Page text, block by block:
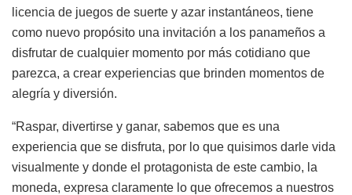
licencia de juegos de suerte y azar instantáneos, tiene
como nuevo propósito una invitación a los panameños a
disfrutar de cualquier momento por más cotidiano que
parezca, a crear experiencias que brinden momentos de
alegría y diversión.
“Raspar, divertirse y ganar, sabemos que es una
experiencia que se disfruta, por lo que quisimos darle vida
visualmente y donde el protagonista de este cambio, la
moneda, expresa claramente lo que ofrecemos a nuestros